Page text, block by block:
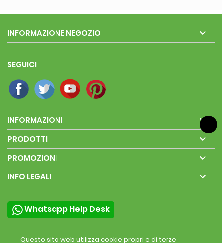
INFORMAZIONE NEGOZIO 
SEGUICI
INFORMAZIONI 
PRODOTTI 
PROMOZIONI 
INFO LEGALI 
Whatsapp Help Desk
Questo sito web utilizza cookie propri e di terze